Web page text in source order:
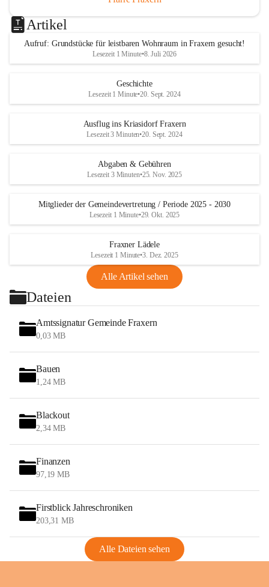
Artikel
Aufruf: Grundstücke für leistbaren Wohnraum in Fraxern gesucht!
Lesezeit 1 Minute•8. Juli 2026
Geschichte
Lesezeit 1 Minute•20. Sept. 2024
Ausflug ins Kriasidorf Fraxern
Lesezeit 3 Minuten•20. Sept. 2024
Abgaben & Gebühren
Lesezeit 3 Minuten•25. Nov. 2025
Mitglieder der Gemeindevertretung / Periode 2025 - 2030
Lesezeit 1 Minute•29. Okt. 2025
Fraxner Lädele
Lesezeit 1 Minute•3. Dez. 2025
Alle Artikel sehen
Dateien
Amtssignatur Gemeinde Fraxern
0,03 MB
Bauen
1,24 MB
Blackout
2,34 MB
Finanzen
97,19 MB
Firstblick Jahreschroniken
203,31 MB
Alle Dateien sehen